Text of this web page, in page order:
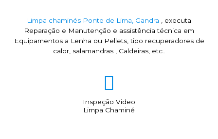
Limpa chaminés Ponte de Lima, Gandra , executa
Reparação e Manutenção e assistência técnica em
Equipamentos a Lenha ou Pellets, tipo recuperadores de
calor, salamandras , Caldeiras, etc..
Inspeção Video
Limpa Chaminé